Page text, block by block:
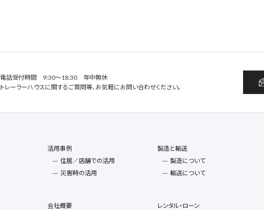
電話受付時間 9:30～18:30 年中無休
トレーラーハウスに関するご質問等、お気軽にお問い合わせください。
活用事例
住居／店舗での活用
災害時の活用
会社概要
製造と輸送
製造について
輸送について
レンタル・ローン